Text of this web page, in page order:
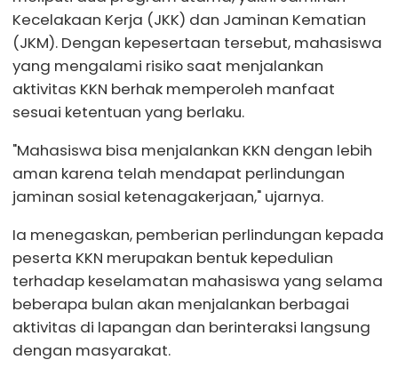
Kecelakaan Kerja (JKK) dan Jaminan Kematian
(JKM). Dengan kepesertaan tersebut, mahasiswa
yang mengalami risiko saat menjalankan
aktivitas KKN berhak memperoleh manfaat
sesuai ketentuan yang berlaku.
"Mahasiswa bisa menjalankan KKN dengan lebih
aman karena telah mendapat perlindungan
jaminan sosial ketenagakerjaan," ujarnya.
Ia menegaskan, pemberian perlindungan kepada
peserta KKN merupakan bentuk kepedulian
terhadap keselamatan mahasiswa yang selama
beberapa bulan akan menjalankan berbagai
aktivitas di lapangan dan berinteraksi langsung
dengan masyarakat.